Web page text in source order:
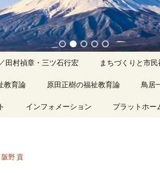
田村禎章・三ツ石行宏 まちづくりと市
アーカイブ（１）
教育論
）
原田正樹の福祉教育論
アーカイブ（１）
鳥居
アー
インフォメーション プラットホー
阪野 貢